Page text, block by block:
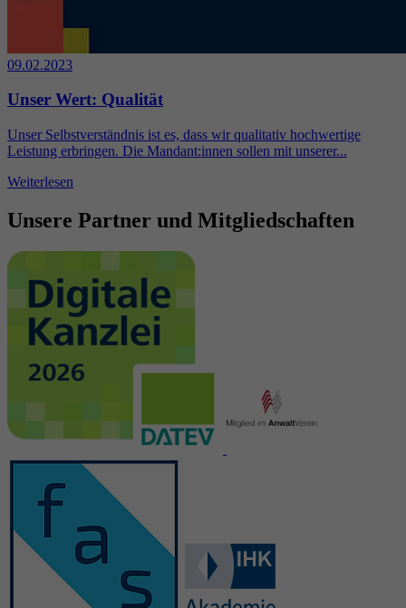
09.02.2023
Unser Wert: Qualität
Unser Selbstverständnis ist es, dass wir qualitativ hochwertige
Leistung erbringen. Die Mandant:innen sollen mit unserer...
Weiterlesen
Unsere Partner und Mitgliedschaften